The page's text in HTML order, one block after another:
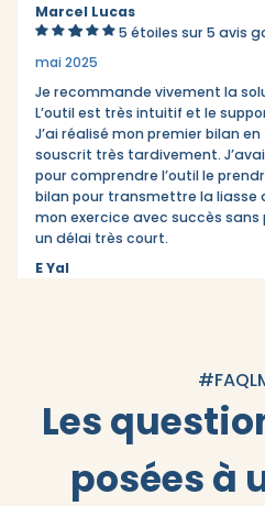
Marcel Lucas
5 étoiles sur 5 avis
mai 2025
Je recommande vivement la
L’outil est très intuitif et le
J’ai réalisé mon premier bilan
souscrit très tardivement.
pour comprendre l’outil le
bilan pour transmettre la liasse
mon exercice avec succès
un délai très court.
E Yal
Les
posées à